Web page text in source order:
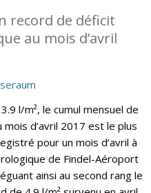
record de déficit
au mois d’avril
l/m², le cumul mensuel de
d’avril 2017 est le plus
pour un mois d’avril à
de Findel-Aéroport
ainsi au second rang le